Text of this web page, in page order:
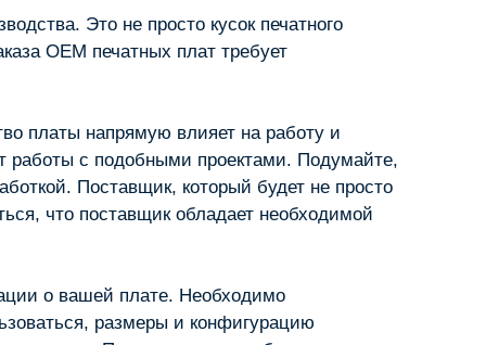
Это не просто кусок печатного
OEM печатных плат требует
платы напрямую влияет на работу и
работы с подобными проектами. Подумайте,
Поставщик, который будет не просто
что поставщик обладает необходимой
о вашей плате. Необходимо
размеры и конфигурацию